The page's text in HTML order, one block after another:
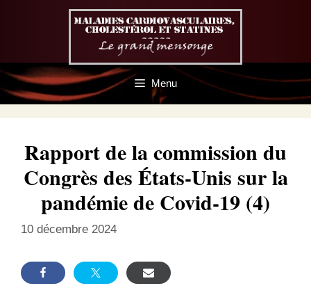
Menu
Rapport de la commission du
Congrès des États-Unis sur la
pandémie de Covid-19 (4)
10 décembre 2024